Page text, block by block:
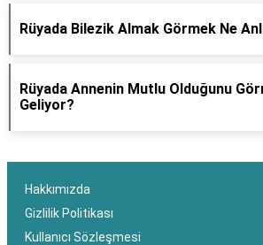
Rüyada Bilezik Almak Görmek Ne
Rüyada Annenin Mutlu Olduğunu
Geliyor?
Hakkımızda
Gizlilik Politikası
Kullanıcı Sözleşmesi